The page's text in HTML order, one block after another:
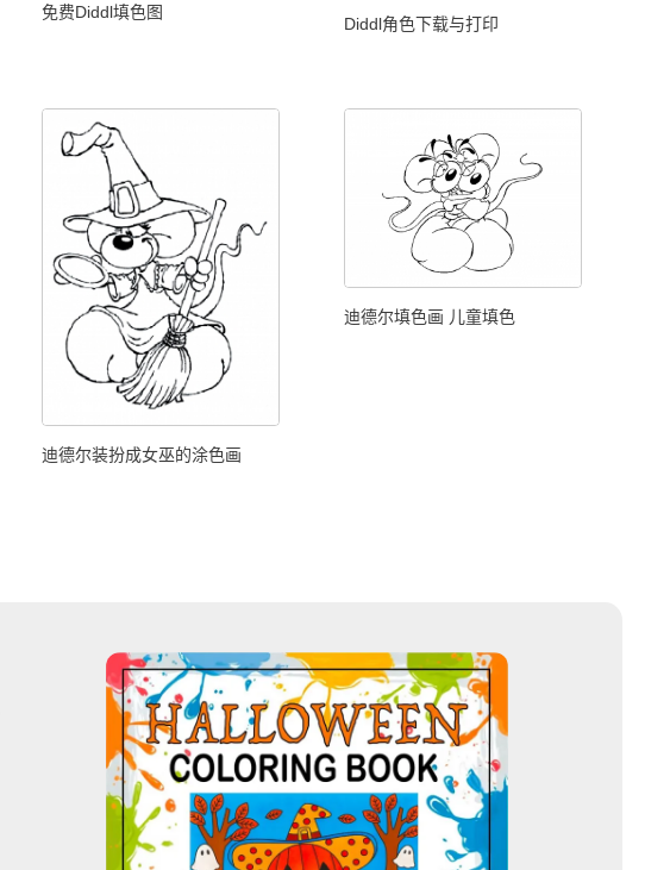
免费Diddl填色图
Diddl角色下载与打印
迪德尔装扮成女巫的涂色画
迪德尔填色画 儿童填色